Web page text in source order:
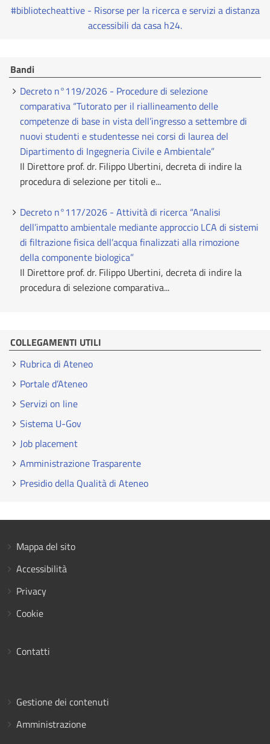
#bibliotecheattive - Risorse per la ricerca e servizi a distanza
accessibili da casa h24.
Bandi
Decreto n°119/2026 - Procedure di selezione
comparativa “Tutorato per il riallineamento delle
competenze di base in vista dell’ingresso a settembre di
nuovi studenti e studentesse nei corsi di laurea del
Dipartimento di Ingegneria Civile e Ambientale”
Il Direttore prof. dr. Filippo Ubertini, decreta di indire la
procedura di selezione per titoli e...
Decreto n°117/2026 - Attività di ricerca “Analisi
dell’impatto ambientale mediante approccio LCA di sistemi
di filtrazione fisica dell’acqua finalizzati alla rimozione
della componente biologica”
Il Direttore prof. dr. Filippo Ubertini, decreta di indire la
procedura di selezione comparativa...
COLLEGAMENTI UTILI
Rubrica di Ateneo
Portale d’Ateneo
Servizi on line
Sistema U-Gov
Job placement
Amministrazione Trasparente
Presidio della Qualità di Ateneo
Mappa del sito
Accessibilità
Privacy
Cookie
Contatti
Gestione dei contenuti
Amministrazione